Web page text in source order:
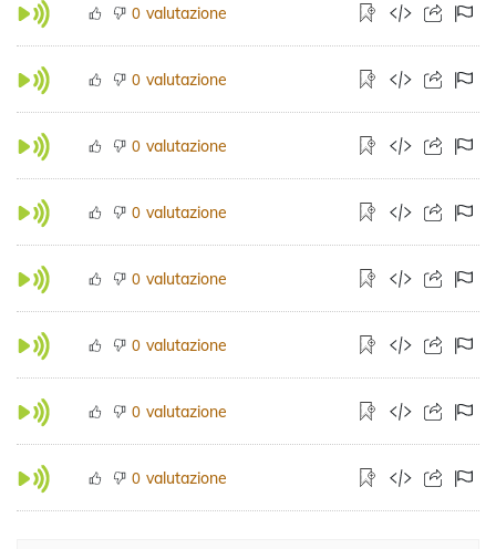
0 valutazione
0 valutazione
0 valutazione
0 valutazione
0 valutazione
0 valutazione
0 valutazione
0 valutazione